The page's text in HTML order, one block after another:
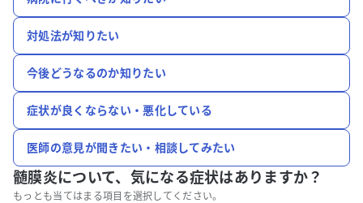
対処法が知りたい
今後どうなるのか知りたい
症状が良くならない・悪化している
医師の意見が聞きたい・相談してみたい
髄膜炎について、 気になる症状はありますか？
もっとも当てはまる項目を選択してください。